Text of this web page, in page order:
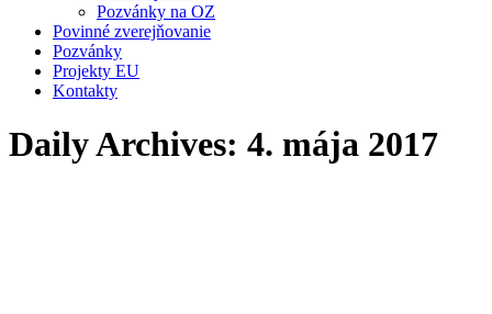
Pozvánky na OZ
Povinné zverejňovanie
Pozvánky
Projekty EU
Kontakty
Daily Archives: 4. mája 2017